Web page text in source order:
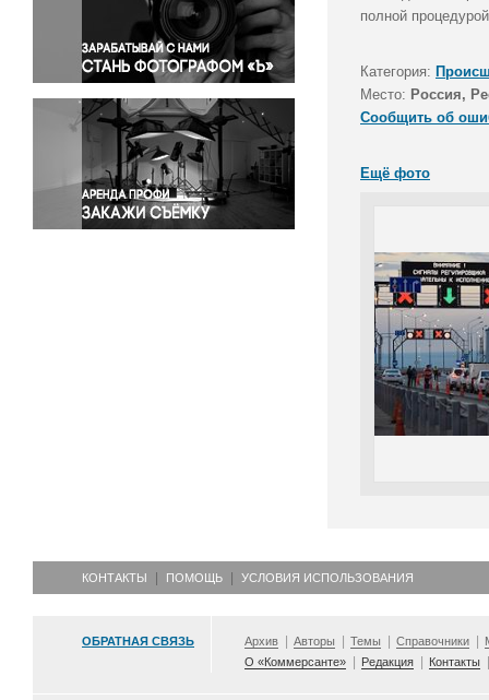
Правосудие
Происшествия и конфликты
Религия
Светская жизнь
Спорт
Экология
Экономика и бизнес
полной
Категория:
Место: Россия,
Сообщить об
Ещё фото
КОНТАКТЫ ПОМОЩЬ УСЛОВИЯ ИСПОЛЬЗОВАНИЯ
ОБРАТНАЯ СВЯЗЬ Архив Авторы Темы Справочники
О «Коммерсанте»
Редакция Контакты